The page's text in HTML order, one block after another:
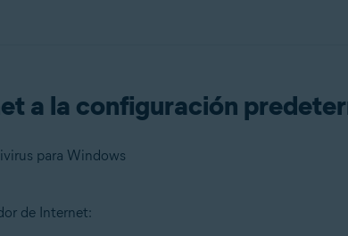
a la configuración
para Windows
de Internet: